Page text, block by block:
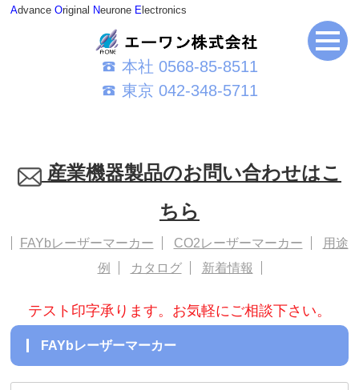
AdvanceOriginal Neurone E lectronics
本社 0568-85-8511
東京 042-348-5711
産業機器製品のお問い合わせはこ
ちら
FAYbレーザーマーカー CO2レーザーマーカー
用途
例
カタログ 新着情報
テスト印字承ります。お気軽にご相談下さい。
FAYbレーザーマーカー